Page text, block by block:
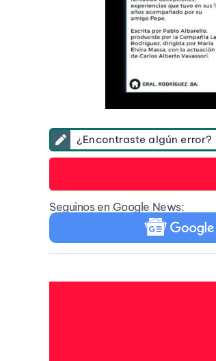
¿Encontraste algún error?
Seguinos en Google News: